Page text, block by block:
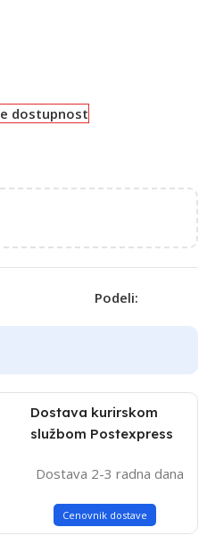
dostupnost
Podeli:
Dostava kurirskom
službom Postexpress
Dostava 2-3 radna dana
Cenovnik dostave